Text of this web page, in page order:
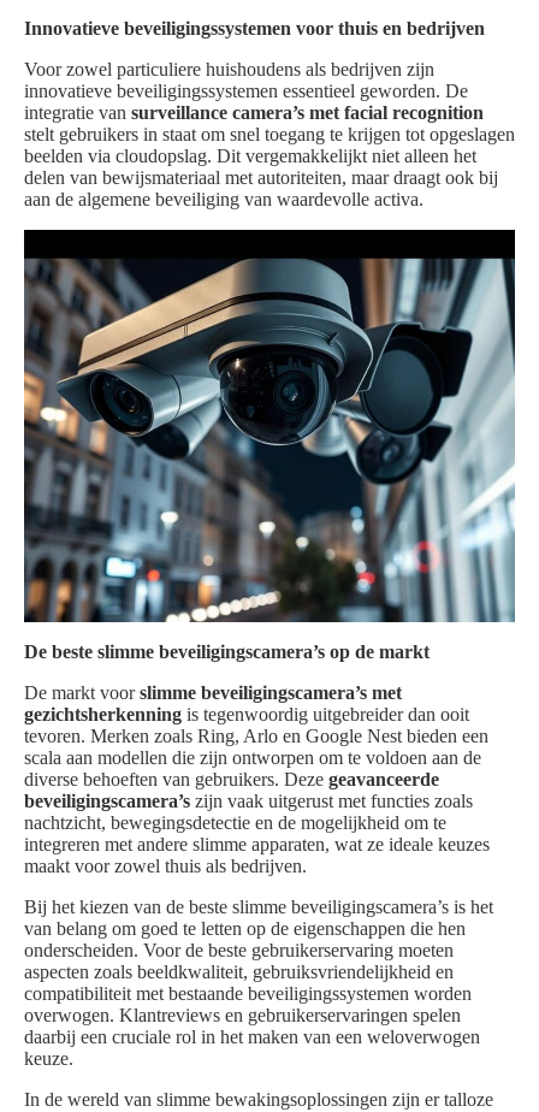
Innovatieve beveiligingssystemen voor thuis en bedrijven
Voor zowel particuliere huishoudens als bedrijven zijn
innovatieve beveiligingssystemen essentieel geworden. De
integratie van surveillance camera’s met facial recognition
stelt gebruikers in staat om snel toegang te krijgen tot opgeslagen
beelden via cloudopslag. Dit vergemakkelijkt niet alleen het
delen van bewijsmateriaal met autoriteiten, maar draagt ook bij
aan de algemene beveiliging van waardevolle activa.
De beste slimme beveiligingscamera’s op de markt
De markt voorslimme beveiligingscamera’s met
gezichtsherkenning is tegenwoordig uitgebreider dan ooit
tevoren. Merken zoals Ring, Arlo en Google Nest bieden een
scala aan modellen die zijn ontworpen om te voldoen aan de
diverse behoeften van gebruikers. Deze geavanceerde
beveiligingscamera’s zijn vaak uitgerust met functies zoals
nachtzicht, bewegingsdetectie en de mogelijkheid om te
integreren met andere slimme apparaten, wat ze ideale keuzes
maakt voor zowel thuis als bedrijven.
Bij het kiezen van de beste slimme beveiligingscamera’s is het
van belang om goed te letten op de eigenschappen die hen
onderscheiden. Voor de beste gebruikerservaring moeten
aspecten zoals beeldkwaliteit, gebruiksvriendelijkheid en
compatibiliteit met bestaande beveiligingssystemen worden
overwogen. Klantreviews en gebruikerservaringen spelen
daarbij een cruciale rol in het maken van een weloverwogen
keuze.
In de wereld van slimme bewakingsoplossingen zijn er talloze